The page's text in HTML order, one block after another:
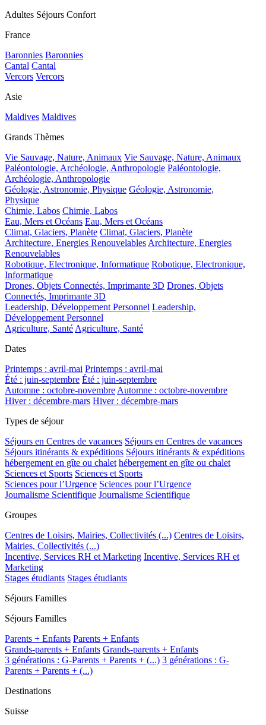
Adultes Séjours Confort
France
Baronnies Baronnies
Cantal Cantal
Vercors Vercors
Asie
Maldives Maldives
Grands Thèmes
Vie Sauvage, Nature, Animaux Vie Sauvage, Nature, Animaux
Paléontologie, Archéologie, Anthropologie Paléontologie,
Archéologie, Anthropologie
Géologie, Astronomie, Physique Géologie, Astronomie,
Physique
Chimie, Labos Chimie, Labos
Eau, Mers et Océans Eau, Mers et Océans
Climat, Glaciers, Planète Climat, Glaciers, Planète
Architecture, Energies Renouvelables Architecture, Energies
Renouvelables
Robotique, Electronique, Informatique Robotique, Electronique,
Informatique
Drones, Objets Connectés, Imprimante 3D Drones, Objets
Connectés, Imprimante 3D
Leadership, Développement Personnel Leadership,
Développement Personnel
Agriculture, Santé Agriculture, Santé
Dates
Printemps : avril-mai Printemps : avril-mai
Été : juin-septembre Été : juin-septembre
Automne : octobre-novembre Automne : octobre-novembre
Hiver : décembre-mars Hiver : décembre-mars
Types de séjour
Séjours en Centres de vacances Séjours en Centres de vacances
Séjours itinérants & expéditions Séjours itinérants & expéditions
hébergement en gîte ou chalet hébergement en gîte ou chalet
Sciences et Sports Sciences et Sports
Sciences pour l’Urgence Sciences pour l’Urgence
Journalisme Scientifique Journalisme Scientifique
Groupes
Centres de Loisirs, Mairies, Collectivités (...) Centres de Loisirs,
Mairies, Collectivités (...)
Incentive, Services RH et Marketing Incentive, Services RH et
Marketing
Stages étudiants Stages étudiants
Séjours Familles
Séjours Familles
Parents + Enfants Parents + Enfants
Grands-parents + Enfants Grands-parents + Enfants
3 générations : G-Parents + Parents + (...) 3 générations : G-
Parents + Parents + (...)
Destinations
Suisse